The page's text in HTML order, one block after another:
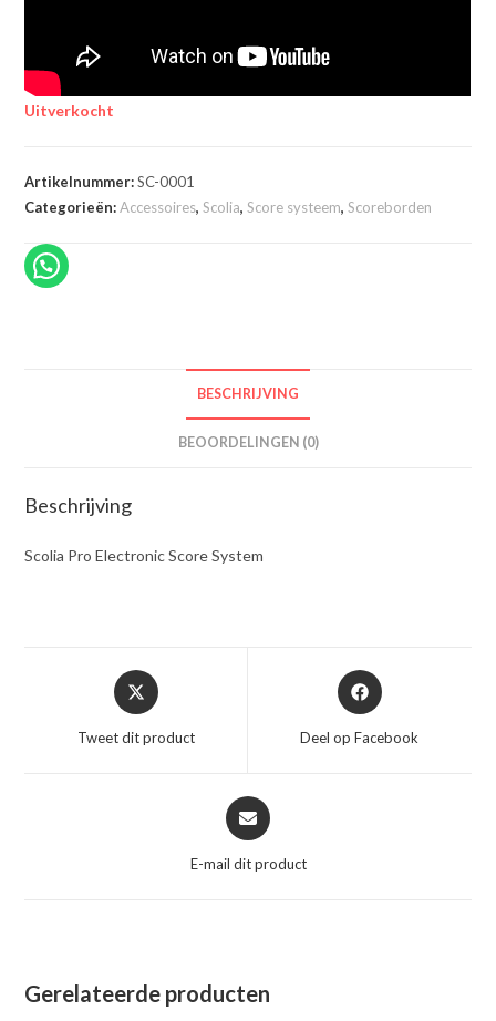
Uitverkocht
Artikelnummer:SC-0001
Categorieën:Accessoires,Scolia,Score systeem,Scoreborden
BESCHRIJVING
BEOORDELINGEN (0)
Beschrijving
Scolia Pro Electronic Score System
Opent
in
nieuw
Tweet dit product
Opent
in
nieuw
Deel op Facebook
Opent
in
nieuw
E-mail dit product
Gerelateerde producten